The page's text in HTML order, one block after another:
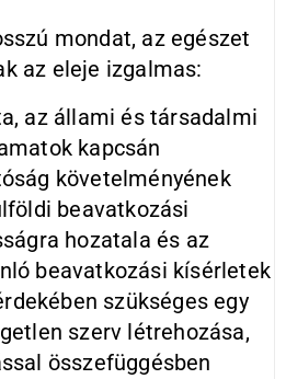
mondat, az egészet
az eleje izgalmas:
az állami és társadalmi
kapcsán
követelményének
beavatkozási
hozatala és az
beavatkozási kísérletek
szükséges egy
szerv létrehozása,
összefüggésben